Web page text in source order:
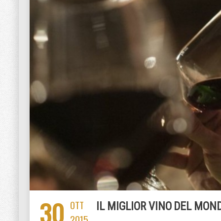
30 OTT
IL MIGLIOR VINO DEL